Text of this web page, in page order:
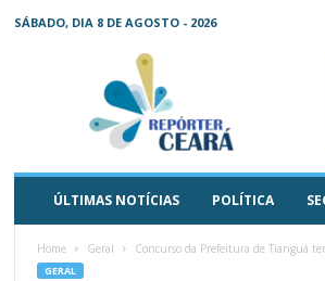
SÁBADO, DIA 8 DE AGOSTO - 2026
ÚLTIMAS NOTÍCIAS POLÍTICA
Home Geral Concurso da Prefeitura de Tianguá
GERAL